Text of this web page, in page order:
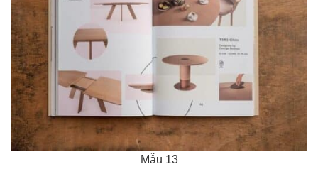
Mẫu 13